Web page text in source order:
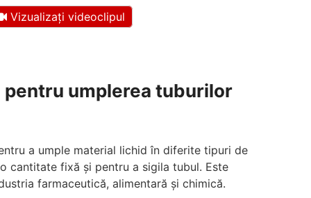
Vizualizați videoclipul
umplerea tuburilor
a umple material lichid în diferite tipuri de
cantitate fixă și pentru a sigila tubul. Este
farmaceutică, alimentară și chimică.